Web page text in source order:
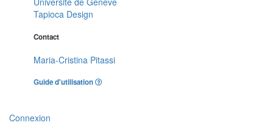
Tapioca Design
Contact
Maria-Cristina Pitassi
Guide d'utilisation
Connexion